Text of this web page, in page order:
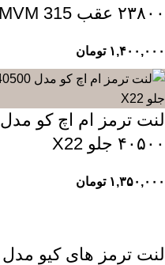
۲۳۸۰۰ عقب MVM 315
۱,۴۰۰,۰۰۰ تومان
لنت ترمز ام اچ کو مدل
۴۰۵۰۰ جلو X22
۱,۳۵۰,۰۰۰ تومان
لنت ترمز های کیو مدل